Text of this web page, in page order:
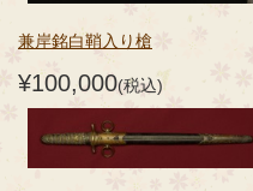
兼岸銘白鞘入り槍
¥100,000(税込)